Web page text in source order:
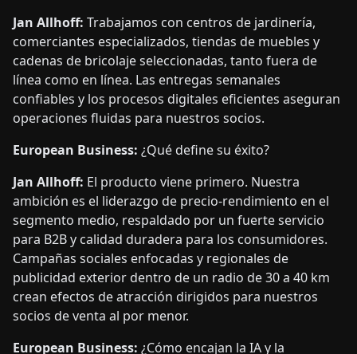
Jan Allhoff: Trabajamos con centros de jardinería,
comerciantes especializados, tiendas de muebles y
cadenas de bricolaje seleccionadas, tanto fuera de
línea como en línea. Las entregas semanales
confiables y los procesos digitales eficientes aseguran
operaciones fluidas para nuestros socios.
European Business: ¿Qué define su éxito?
Jan Allhoff: El producto viene primero. Nuestra
ambición es el liderazgo de precio-rendimiento en el
segmento medio, respaldado por un fuerte servicio
para B2B y calidad duradera para los consumidores.
Campañas sociales enfocadas y regionales de
publicidad exterior dentro de un radio de 30 a 40 km
crean efectos de atracción dirigidos para nuestros
socios de venta al por menor.
European Business: ¿Cómo encajan la IA y la